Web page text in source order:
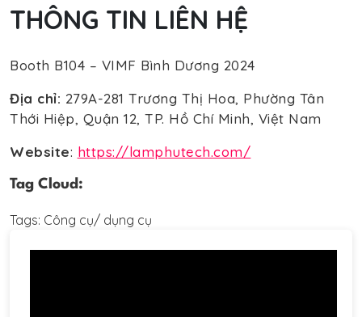
THÔNG TIN LIÊN HỆ
Booth B104 – VIMF Bình Dương 2024
Địa chỉ: 279A-281 Trương Thị Hoa, Phường Tân
Thới Hiệp, Quận 12, TP. Hồ Chí Minh, Việt Nam
Website: https://lamphutech.com/
Tag Cloud:
Tags: Công cụ/ dụng cụ